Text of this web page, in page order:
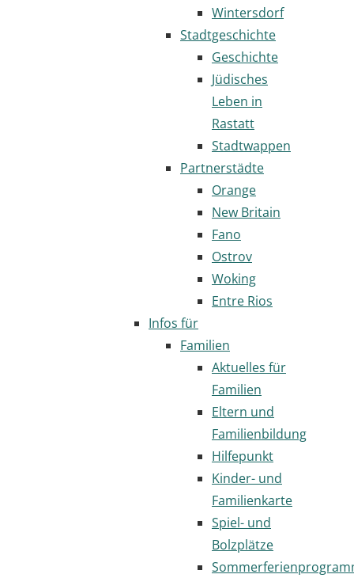
Wintersdorf
Stadtgeschichte
Geschichte
Jüdisches
Leben in
Rastatt
Stadtwappen
Partnerstädte
Orange
New Britain
Fano
Ostrov
Woking
Entre Rios
Infos für
Familien
Aktuelles für
Familien
Eltern und
Familienbildung
Hilfepunkt
Kinder- und
Familienkarte
Spiel- und
Bolzplätze